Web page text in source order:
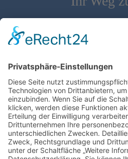
Schloss Bürgeln, 79418
Mail:
Wir benötigen Ihre
Google Maps-
Wir verwenden einen
Drittanbieters, um
Dieser Service kann Daten
sammeln. Bitte lesen Sie
stimmen Sie der Nutzung